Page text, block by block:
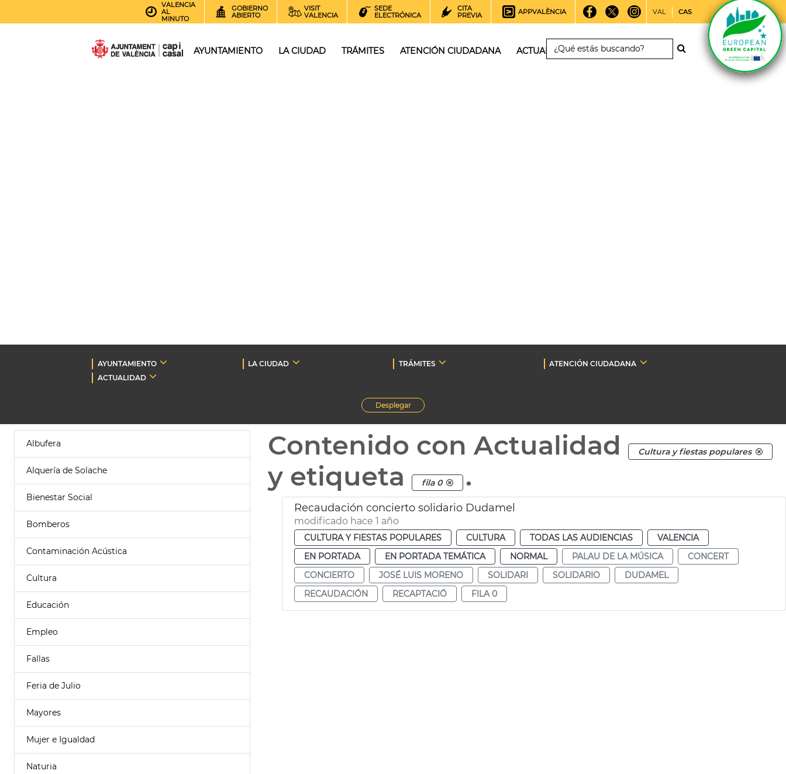
VALENCIA
AL
MINUTO
GOBIERNO
ABIERTO
VISIT
VALENCIA
SEDE
ELECTRÓNICA
CITA
PREVIA
APPVALÈNCIA VAL CAS
AYUNTAMIENTO LA CIUDAD TRÁMITES ATENCIÓN CIUDADANA ACTUALIDAD
AYUNTAMIENTO LA CIUDAD TRÁMITES
ATENCIÓN CIUDADANA
ACTUALIDAD
Desplegar
Albufera
Alquería de Solache
Bienestar Social
Bomberos
Contaminación Acústica
Cultura
Educación
Empleo
Fallas
Feria de Julio
Mayores
Mujer e Igualdad
Naturia
Contenido con Actualidad Cultura y fiestas populares
y etiqueta fila 0 .
Recaudación concierto solidario Dudamel
modificado hace 1 año
CULTURA Y FIESTAS POPULARES CULTURA TODAS LAS AUDIENCIAS
VALENCIA
EN PORTADA
EN PORTADA TEMÁTICA NORMAL PALAU DE LA MÚSICA
CONCERT
CONCIERTO
JOSÉ LUIS MORENO SOLIDARI SOLIDARIO
DUDAMEL
RECAUDACIÓN
RECAPTACIÓ FILA 0